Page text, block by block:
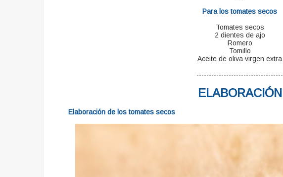
Para los tomates secos
Tomates secos
2 dientes de ajo
Romero
Tomillo
Aceite de oliva virgen extra
-----------------------------------
ELABORACIÓN
Elaboración de los tomates secos